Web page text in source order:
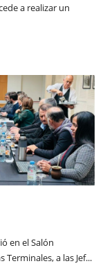
a realizar un
en el Salón
a las Jef...